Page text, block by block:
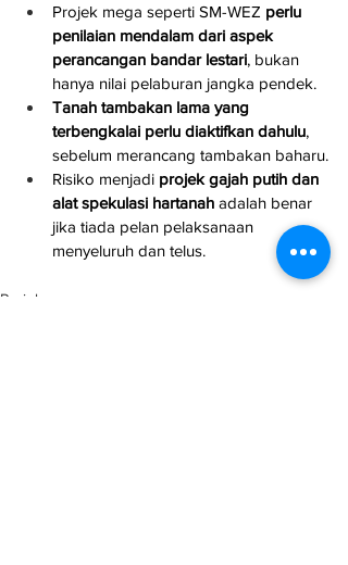
Projek mega seperti SM-WEZ perlu
penilaian mendalam dari aspek
perancangan bandar lestari, bukan
hanya nilai pelaburan jangka pendek.
Tanah tambakan lama yang
terbengkalai perlu diaktifkan dahulu,
sebelum merancang tambakan baharu.
Risiko menjadi projek gajah putih dan
alat spekulasi hartanah adalah benar
jika tiada pelan pelaksanaan
menyeluruh dan telus.
Projek